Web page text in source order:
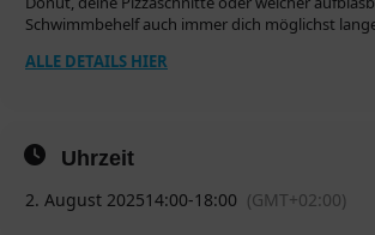
Schwimmbehelf auch immer dich möglichst
ALLE DETAILS HIER
Uhrzeit
2. August 202514:00-18:00 (GMT+02:00)